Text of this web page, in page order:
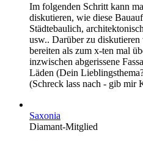
Im folgenden Schritt kann
diskutieren, wie diese
Städtebaulich,
usw.. Darüber zu
bereiten als zum x-ten mal
inzwischen abgerissene
Läden (Dein
(Schreck lass nach - gib mir
Saxonia
Diamant-Mitglied